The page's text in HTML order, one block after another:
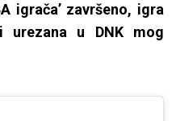
igrača’ završeno, igra
urezana u DNK mog